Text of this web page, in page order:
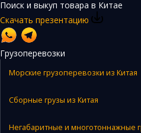
Поиск и выкуп товара в Китае
Скачать презентацию
Грузоперевозки
Морские грузоперевозки из Китая
Сборные грузы из Китая
Негабаритные и многотоннажные